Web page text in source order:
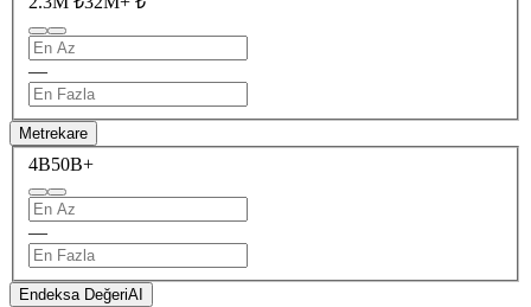
—
Metrekare
4B50B+
—
Endeksa DeğeriAI